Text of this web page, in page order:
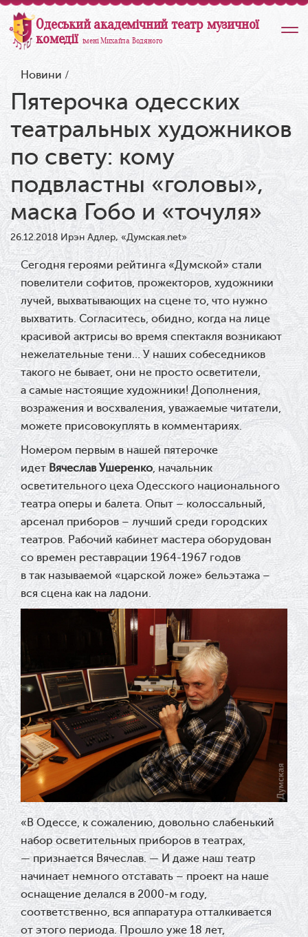
Одеський академічний театр музичної
комедії імені Михайла Водяного
Новини /
Пятерочка одесских
театральных художников
по свету: кому
подвластны «головы»,
маска Гобо и «точуля»
26.12.2018 Ирэн Адлер, «Думская.net»
Сегодня героями рейтинга «Думской» стали
повелители софитов, прожекторов, художники
лучей, выхватывающих на сцене то, что нужно
выхватить. Согласитесь, обидно, когда на лице
красивой актрисы во время спектакля возникают
нежелательные тени… У наших собеседников
такого не бывает, они не просто осветители,
а самые настоящие художники! Дополнения,
возражения и восхваления, уважаемые читатели,
можете присовокуплять в комментариях.
Номером первым в нашей пятерочке
идет Вячеслав Ушеренко, начальник
осветительного цеха Одесского национального
театра оперы и балета. Опыт – колоссальный,
арсенал приборов – лучший среди городских
театров. Рабочий кабинет мастера оборудован
со времен реставрации 1964-1967 годов
в так называемой «царской ложе» бельэтажа –
вся сцена как на ладони.
«В Одессе, к сожалению, довольно слабенький
набор осветительных приборов в театрах,
— признается Вячеслав. — И даже наш театр
начинает немного отставать – проект на наше
оснащение делался в 2000-м году,
соответственно, вся аппаратура отталкивается
от этого периода. Прошло уже 18 лет,